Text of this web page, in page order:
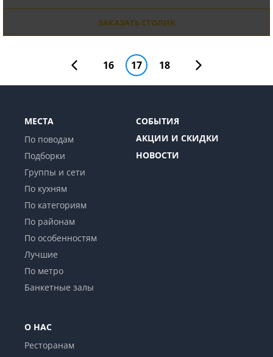
ЗАКАЗАТЬ СТОЛИК
16 17 18
МЕСТА
По поводам
Подборки
Группы и сети
По кухням
По категориям
По районам
По особенностям
Лучшие
По метро
Банкетные залы
СОБЫТИЯ
АКЦИИ И СКИДКИ
НОВОСТИ
О НАС
Ресторанам